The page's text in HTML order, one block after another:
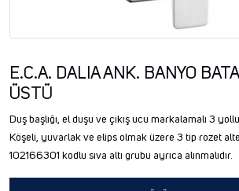
E.C.A. DALIA ANK. BANYO
ÜSTÜ
Duş başlığı, el duşu ve çıkış ucu markalamalı 3
Köşeli, yuvarlak ve elips olmak üzere 3 tip rozet
102166301 kodlu sıva altı grubu ayrıca alınmalıdır.